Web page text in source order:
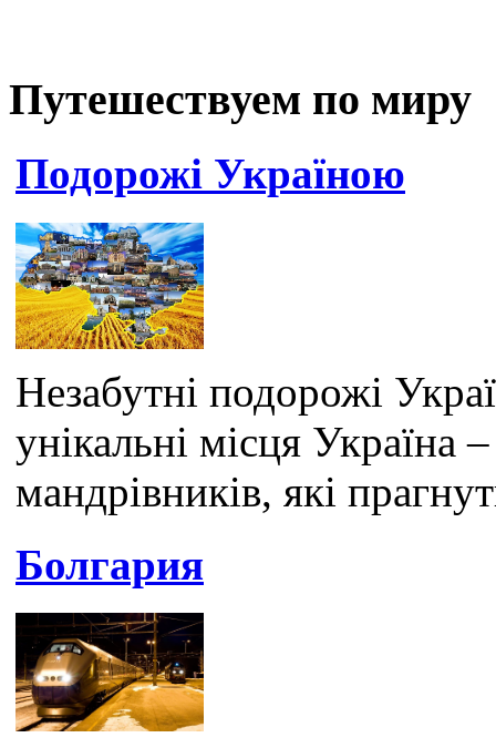
Путешествуем по миру
Подорожі Україною
Незабутні подорожі
унікальні місця Україна
мандрівників, які
Болгария